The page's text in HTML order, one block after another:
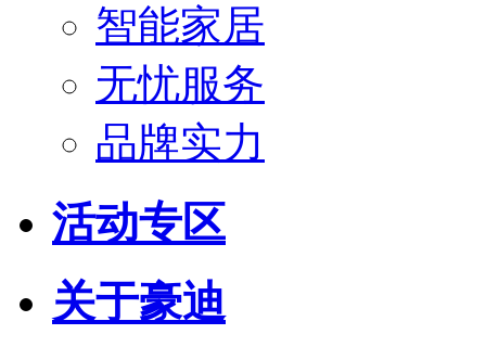
智能家居
无忧服务
品牌实力
活动专区
关于豪迪